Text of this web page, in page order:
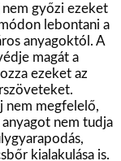
nem győzi ezeket
lebontani a
anyagoktól. A
magát a
ezeket az
nem megfelelő,
nem tudja
kialakulása is.